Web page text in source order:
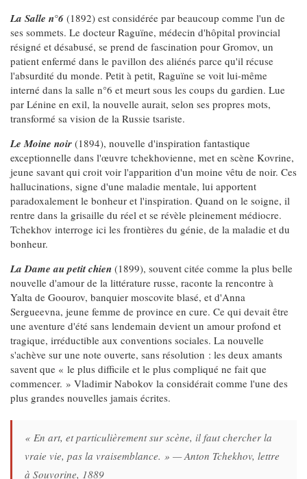
La Salle n°6 (1892) est considérée par beaucoup comme l'un de
ses sommets. Le docteur Raguïne, médecin d'hôpital provincial
résigné et désabusé, se prend de fascination pour Gromov, un
patient enfermé dans le pavillon des aliénés parce qu'il récuse
l'absurdité du monde. Petit à petit, Raguïne se voit lui-même
interné dans la salle n°6 et meurt sous les coups du gardien. Lue
par Lénine en exil, la nouvelle aurait, selon ses propres mots,
transformé sa vision de la Russie tsariste.
Le Moine noir (1894), nouvelle d'inspiration fantastique
exceptionnelle dans l'œuvre tchekhovienne, met en scène Kovrine,
jeune savant qui croit voir l'apparition d'un moine vêtu de noir. Ces
hallucinations, signe d'une maladie mentale, lui apportent
paradoxalement le bonheur et l'inspiration. Quand on le soigne, il
rentre dans la grisaille du réel et se révèle pleinement médiocre.
Tchekhov interroge ici les frontières du génie, de la maladie et du
bonheur.
La Dame au petit chien (1899), souvent citée comme la plus belle
nouvelle d'amour de la littérature russe, raconte la rencontre à
Yalta de Goourov, banquier moscovite blasé, et d'Anna
Sergueevna, jeune femme de province en cure. Ce qui devait être
une aventure d'été sans lendemain devient un amour profond et
tragique, irréductible aux conventions sociales. La nouvelle
s'achève sur une note ouverte, sans résolution : les deux amants
savent que « le plus difficile et le plus compliqué ne fait que
commencer. » Vladimir Nabokov la considérait comme l'une des
plus grandes nouvelles jamais écrites.
« En art, et particulièrement sur scène, il faut chercher la
vraie vie, pas la vraisemblance. » — Anton Tchekhov, lettre
à Souvorine, 1889